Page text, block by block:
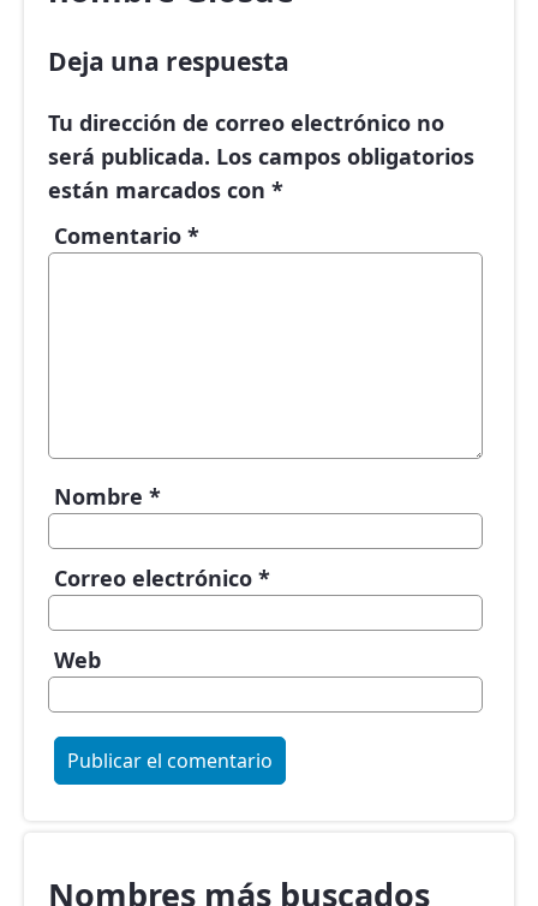
Deja una respuesta
Tu dirección de correo electrónico no
será publicada. Los campos obligatorios
están marcados con *
Comentario *
Nombre *
Correo electrónico *
Web
Nombres más buscados